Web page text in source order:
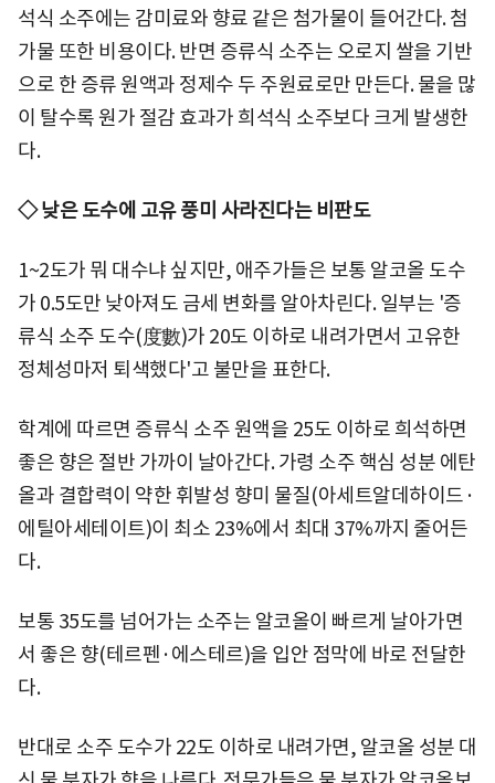
석식 소주에는 감미료와 향료 같은 첨가물이 들어간다. 첨
가물 또한 비용이다. 반면 증류식 소주는 오로지 쌀을 기반
으로 한 증류 원액과 정제수 두 주원료로만 만든다. 물을 많
이 탈수록 원가 절감 효과가 희석식 소주보다 크게 발생한
다.
◇ 낮은 도수에 고유 풍미 사라진다는 비판도
1~2도가 뭐 대수냐 싶지만, 애주가들은 보통 알코올 도수
가 0.5도만 낮아져도 금세 변화를 알아차린다. 일부는 '증
류식 소주 도수(度數)가 20도 이하로 내려가면서 고유한
정체성마저 퇴색했다'고 불만을 표한다.
학계에 따르면 증류식 소주 원액을 25도 이하로 희석하면
좋은 향은 절반 가까이 날아간다. 가령 소주 핵심 성분 에탄
올과 결합력이 약한 휘발성 향미 물질(아세트알데하이드·
에틸아세테이트)이 최소 23%에서 최대 37%까지 줄어든
다.
보통 35도를 넘어가는 소주는 알코올이 빠르게 날아가면
서 좋은 향(테르펜·에스테르)을 입안 점막에 바로 전달한
다.
반대로 소주 도수가 22도 이하로 내려가면, 알코올 성분 대